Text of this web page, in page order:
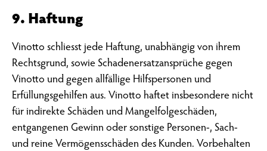
9. Haftung
Vinotto schliesst jede Haftung, unabhängig von ihrem
Rechtsgrund, sowie Schadenersatzansprüche gegen
Vinotto und gegen allfällige Hilfspersonen und
Erfüllungsgehilfen aus. Vinotto haftet insbesondere nicht
für indirekte Schäden und Mangelfolgeschäden,
entgangenen Gewinn oder sonstige Personen-, Sach-
und reine Vermögensschäden des Kunden. Vorbehalten